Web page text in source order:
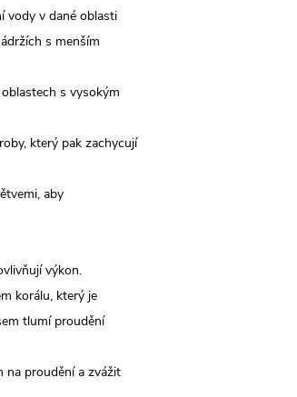
vody v dané oblasti
s menším
s vysokým
který pak zachycují
aby
výkon.
korálu, který je
tlumí proudění
na proudění a zvážit